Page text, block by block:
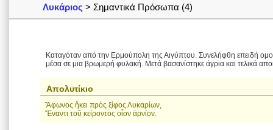
Λυκάριος > Σημαντικά Πρόσωπα (4)
Καταγόταν από την Ερμούπολη της Αιγύπτου. Συνελήφθη επειδή
μέσα σε μια βρωμερή φυλακή. Μετά βασανίστηκε άγρια και τελικά
Απολυτίκιο
Ἄφωνος ἥκει πρὸς ξίφος Λυκαρίων,
Ἔναντι τοῦ κείροντος οἷον ἀρνίον.